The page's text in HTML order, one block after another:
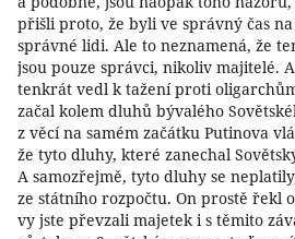
přišli proto, že byli ve správný čas
správné lidi. Ale to neznamená, že
jsou pouze správci, nikoliv majitelé.
tenkrát vedl k tažení proti
začal kolem dluhů bývalého
z věcí na samém začátku Putinova
že tyto dluhy, které zanechal
A samozřejmě, tyto dluhy se
ze státního rozpočtu. On prostě řekl
vy jste převzali majetek i s těmito